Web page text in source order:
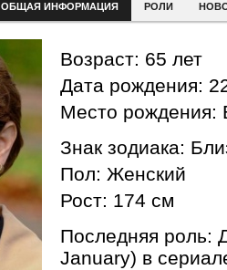
ОБЩАЯ ИНФОРМАЦИЯ РОЛИ
Возраст: 65 лет
Дата рождения:
Место
Знак зодиака:
Пол: Женский
Рост: 174 см
Последняя роль:
January) в